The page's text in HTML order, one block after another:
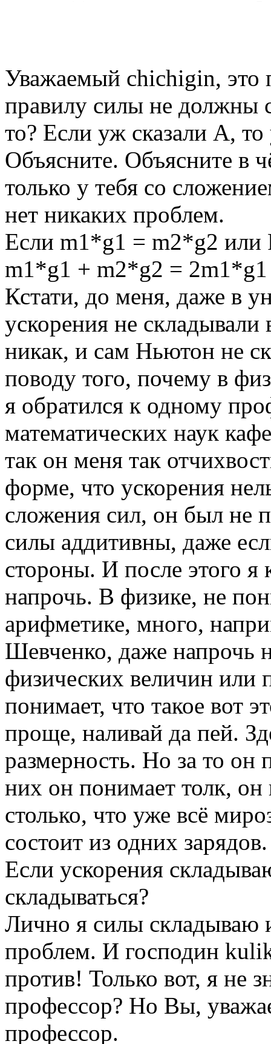
Уважаемый chichigin, это
правилу силы не должны
то? Если уж сказали А,
Объясните. Объясните в
только у тебя со
нет никаких проблем.
Если m1*g1 = m2*g2 или
m1*g1 + m2*g2 =
Кстати, до меня, даже в
ускорения не
никак, и сам Ньютон не
поводу того, почему в
я обратился к одному
математических наук
так он меня так
форме, что ускорения
сложения сил, он был не
силы аддитивны, даже
стороны. И после этого
напрочь. В физике, не
арифметике, много,
Шевченко, даже напрочь
физических величин или
понимает, что такое вот
проще, наливай да пей.
размерность. Но за то он
них он понимает толк,
столько, что уже всё
состоит из одних зарядов.
Если ускорения
складываться?
Лично я силы складываю
проблем. И господин
против! Только вот, я не
профессор? Но Вы,
профессор.